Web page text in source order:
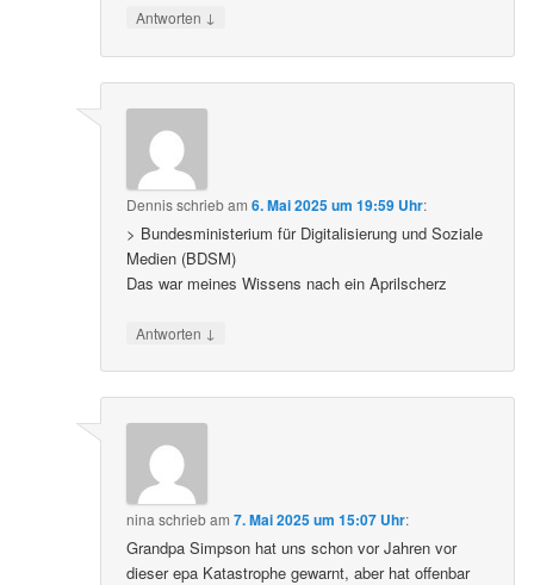
Antworten ↓
Dennisschriebam6. Mai 2025 um 19:59 Uhr:
> Bundesministerium für Digitalisierung und Soziale
Medien (BDSM)
Das war meines Wissens nach ein Aprilscherz
Antworten ↓
nina schriebam7. Mai 2025 um 15:07 Uhr:
Grandpa Simpson hat uns schon vor Jahren vor
dieser epa Katastrophe gewarnt, aber hat offenbar